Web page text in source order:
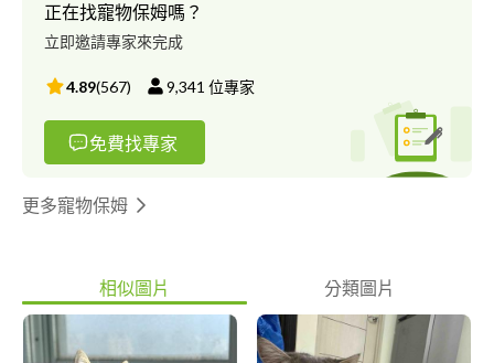
正在找寵物保姆嗎？
立即邀請專家來完成
4.89(567) 9,341 位專家
免費找專家
更多寵物保姆
相似圖片 分類圖片